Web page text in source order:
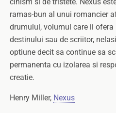
ramas-bun al unui romancier
drumului, volumul care ii
destinului sau de scriitor,
optiune decit sa continue sa
permanenta cu izolarea si
creatie.
Henry Miller, Nexus